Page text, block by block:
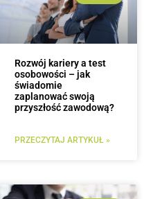
Rozwój kariery a test
osobowości – jak
świadomie
zaplanować swoją
przyszłość zawodową?
PRZECZYTAJ ARTYKUŁ »